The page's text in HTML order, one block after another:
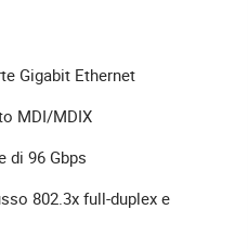
Gigabit Ethernet
MDI/MDIX
di 96 Gbps
802.3x full-duplex e